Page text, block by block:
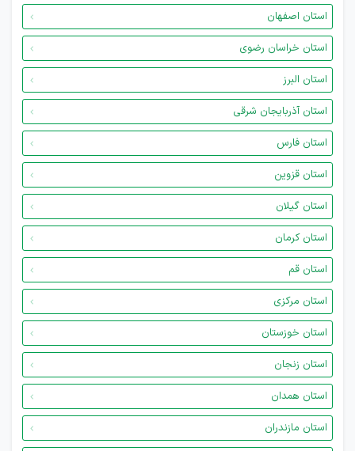
استان اصفهان
استان خراسان رضوی
استان البرز
استان آذربایجان شرقی
استان فارس
استان قزوین
استان گیلان
استان کرمان
استان قم
استان مرکزی
استان خوزستان
استان زنجان
استان همدان
استان مازندران